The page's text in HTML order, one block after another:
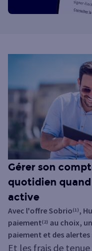
Gérer son
quotidien
active
Avec l'offre Sobrio(1),
paiement(2) au choix,
paiement et des
Et les frais de